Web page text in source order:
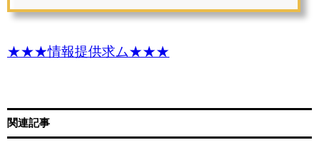
★★★情報提供求ム★★★
関連記事